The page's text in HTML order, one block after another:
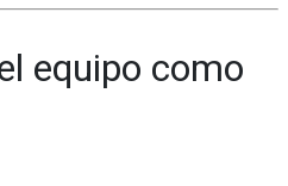
equipo como